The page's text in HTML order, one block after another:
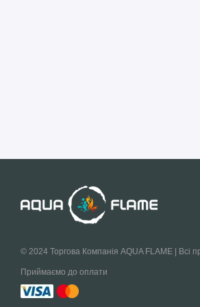
© 2024 Торгова Компанія AQUA FLAME | Всі
Приймаємо до оплати